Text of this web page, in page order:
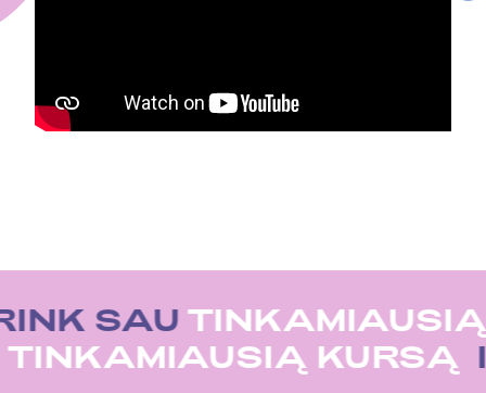
SAU
TINKAMIAUSIĄ KURSĄ